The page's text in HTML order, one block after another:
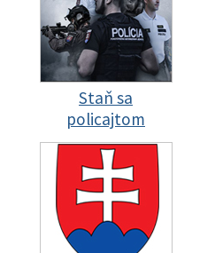
Staň sa
policajtom